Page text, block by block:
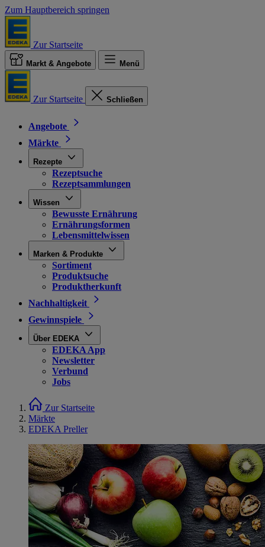
Zum Hauptbereich springen
Zur Startseite
Markt & Angebote Menü
Zur Startseite Schließen
Angebote
Märkte
Rezepte
Rezeptsuche
Rezeptsammlungen
Wissen
Bewusste Ernährung
Ernährungsformen
Lebensmittelwissen
Marken & Produkte
Sortiment
Produktsuche
Produktherkunft
Nachhaltigkeit
Gewinnspiele
Über EDEKA
EDEKA App
Newsletter
Verbund
Jobs
Zur Startseite
Märkte
EDEKA Preller